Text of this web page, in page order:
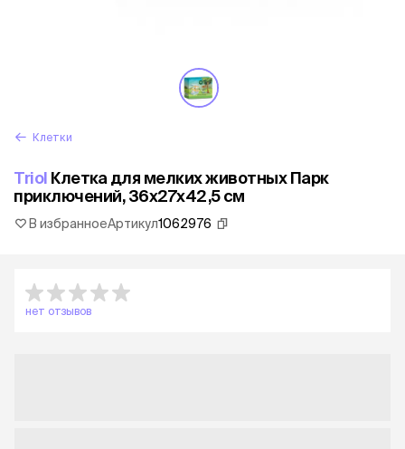
Клетки
Triol Клетка для мелких животных Парк
приключений, 36x27x42,5 см
В избранноеАртикул1062976
нет отзывов